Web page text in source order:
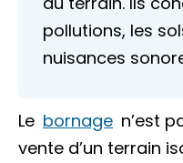
pollutions, les
nuisances
Le bornage n’est
vente d’un terrain